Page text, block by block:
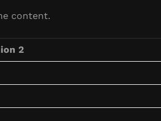
content.
2